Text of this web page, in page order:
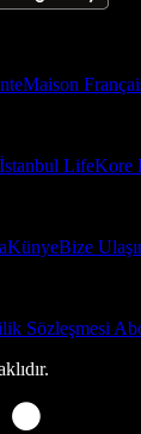
Maison
İstanbul LifeKore
KünyeBize
Sözleşmesi